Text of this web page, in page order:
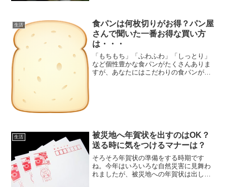
生活
食パンは何枚切りがお得？パン屋
さんで聞いた一番お得な買い方
は・・・
「もちもち」「ふわふわ」「しっとり」
など個性豊かな食パンがたくさんありま
すが、あなたにはこだわりの食パンがあ
生活
被災地へ年賀状を出すのはOK？
送る時に気をつけるマナーは？
そろそろ年賀状の準備をする時期です
ね。今年はいろいろな自然災害に見舞わ
れましたが、被災地への年賀状は出して